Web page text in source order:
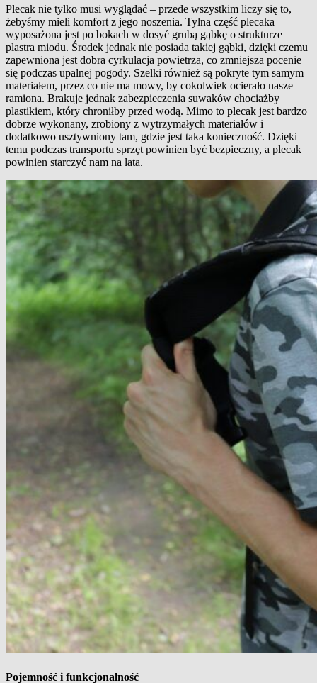
Plecak nie tylko musi wyglądać – przede wszystkim liczy się to,
żebyśmy mieli komfort z jego noszenia. Tylna część plecaka
wyposażona jest po bokach w dosyć grubą gąbkę o strukturze
plastra miodu. Środek jednak nie posiada takiej gąbki, dzięki czemu
zapewniona jest dobra cyrkulacja powietrza, co zmniejsza pocenie
się podczas upalnej pogody. Szelki również są pokryte tym samym
materiałem, przez co nie ma mowy, by cokolwiek ocierało nasze
ramiona. Brakuje jednak zabezpieczenia suwaków chociażby
plastikiem, który chroniłby przed wodą. Mimo to plecak jest bardzo
dobrze wykonany, zrobiony z wytrzymałych materiałów i
dodatkowo usztywniony tam, gdzie jest taka konieczność. Dzięki
temu podczas transportu sprzęt powinien być bezpieczny, a plecak
powinien starczyć nam na lata.
Pojemność i funkcjonalność